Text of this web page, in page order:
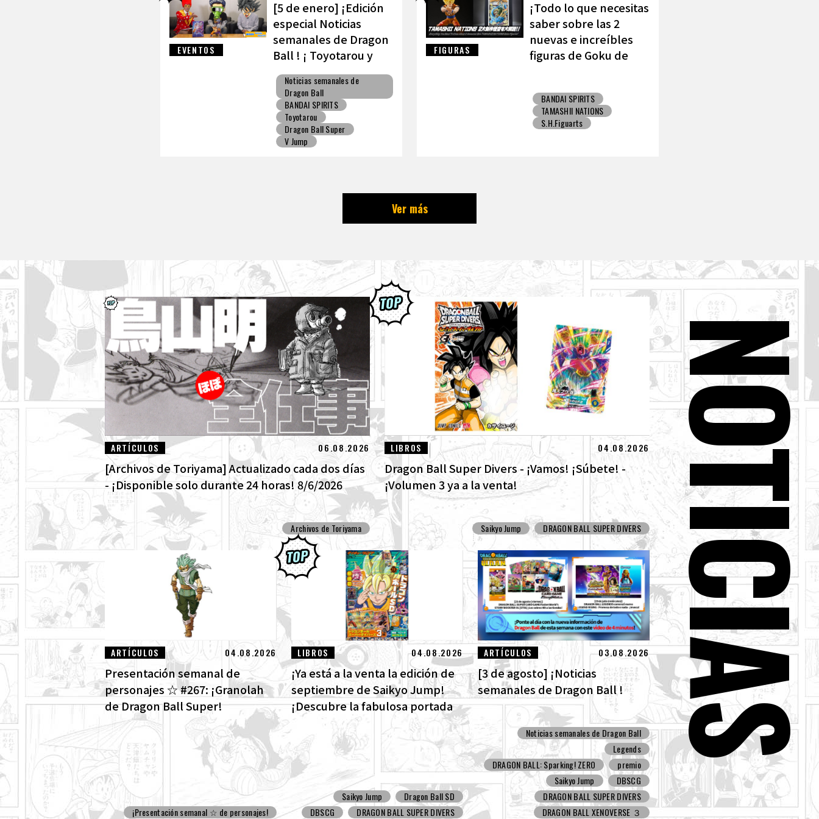
EVENTOS
[5 de enero] ¡Edición
especial Noticias
semanales de Dragon
Ball ! ¡ Toyotarou y
VAROQ hablan sobre
la figura definitiva de
Kamehameha padre-
hijo!
Noticias semanales de
Dragon Ball
BANDAI SPIRITS
Toyotarou
Dragon Ball Super
V Jump
FIGURAS
¡Todo lo que necesitas
saber sobre las 2
nuevas e increíbles
figuras de Goku de
BANDAI SPIRITS
TAMASHII NATIONS
S.H.Figuarts
Ver más
ARTÍCULOS 06.08.2026
[Archivos de Toriyama] Actualizado cada dos días
- ¡Disponible solo durante 24 horas! 8/6/2026
Archivos de Toriyama
LIBROS 04.08.2026
Dragon Ball Super Divers - ¡Vamos! ¡Súbete! -
¡Volumen 3 ya a la venta!
Saikyo Jump DRAGON BALL SUPER DIVERS
ARTÍCULOS 04.08.2026
Presentación semanal de
personajes ☆ #267: ¡Granolah
de Dragon Ball Super!
¡Presentación semanal ☆ de personajes!
LIBROS 04.08.2026
¡Ya está a la venta la edición de
septiembre de Saikyo Jump!
¡Descubre la fabulosa portada
de Dragon Ball SD y todos los
divertidos extras!
Saikyo Jump
Dragon Ball SD
DBSCG
DRAGON BALL SUPER DIVERS
ARTÍCULOS 03.08.2026
[3 de agosto] ¡Noticias
semanales de Dragon Ball !
Noticias semanales de Dragon Ball
Legends
DRAGON BALL: Sparking! ZERO
premio
Saikyo Jump
DBSCG
DRAGON BALL SUPER DIVERS
DRAGON BALL XENOVERSE ３